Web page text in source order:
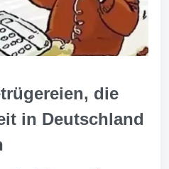
die
in Deutschland